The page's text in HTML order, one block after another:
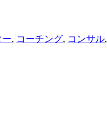
ー, コーチング, コンサル,